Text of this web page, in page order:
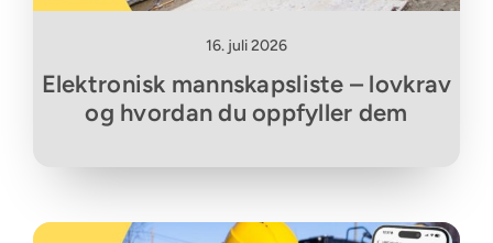
16. juli 2026
Elektronisk mannskapsliste – lovkrav
og hvordan du oppfyller dem